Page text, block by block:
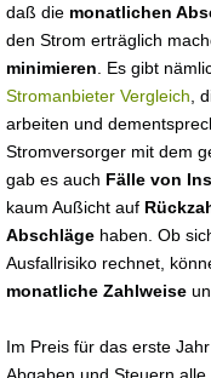
daß die monatlichen
den Strom erträglich
minimieren . Es gibt
Stromanbieter Vergleich ,
arbeiten und
Stromversorger mit dem
gab es auch Fälle von
kaum Außicht auf
Abschläge haben. Ob
Ausfallrisiko rechnet,
monatliche Zahlweise
Im Preis für das erste